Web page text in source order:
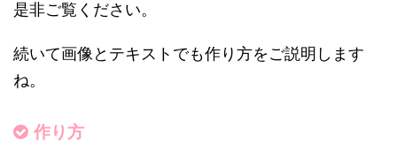
是非ご覧ください。
続いて画像とテキストでも作り方をご説明します
ね。
作り方